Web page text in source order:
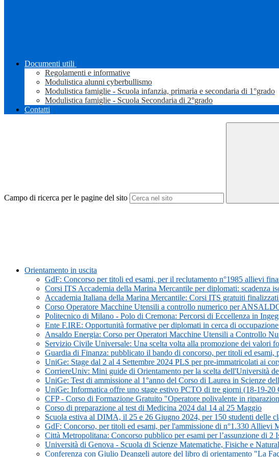
Documenti utili
Regolamenti e informative
Modulistica alunni cyberbullismo
Modulistica famiglie - Scuola infanzia, primaria e secondaria di 1°grado
Modulistica famiglie - Scuola Secondaria di 2°grado
Contatti
Campo di ricerca per le pagine del sito
Orientamento in uscita
GdF: Concorso per titoli ed esami, per il reclutamento n°1985 allievi
Corsi ITS Accademia della Marina Mercantile per diplomati: scadenza
Accademia Italiana della Marina Mercantile: Corsi ITS gratuiti
Corso Operatore Macchine Utensili a controllo numerico per
Politecnico di Milano - Polo di Cremona: Percorsi di Eccellenza in
Ente F.IRE: Opportunità formative per diplomati in cerca di
Ansaldo Energia: Corso per Operatori Macchine Utensili a Controllo
Servizio Civile Universale: Una scelta volta alla promozione dei valori
Guardia di Finanza: pubblicato il bando di concorso, per titoli ed
UniGe: Stage dal 2 al 4 Settembre 2024 PLS per pre-immatricolati ai
CorriereUniv: Mini guide di Orientamento per la scelta dell'Università
UniGe: Test di ammissione al 1°anno del Corso di Laurea in Scienze
UniGe: Informatica offre uno stage estivo PCTO di tre giorni (18-19-
CFP - Corso di Formazione Gratuito "Operatore polivalente in
Corso di preparazione al test di Medicina 2024 dal 14 al 25 Maggio
Scuola estiva al DIMA, il 25 e 26 Giugno 2024, per 150 studenti delle
GdF: Concorso, per titoli ed esami, per l'ammissione di n°1.330 Allievi
Città Metropolitana: Concorso pubblico per esami per l’assunzione di
Università di Genova - Scuola di Scienze Matematiche, Fisiche e
Conferenza con Giulio Deangeli autore del libro di orientamento "La